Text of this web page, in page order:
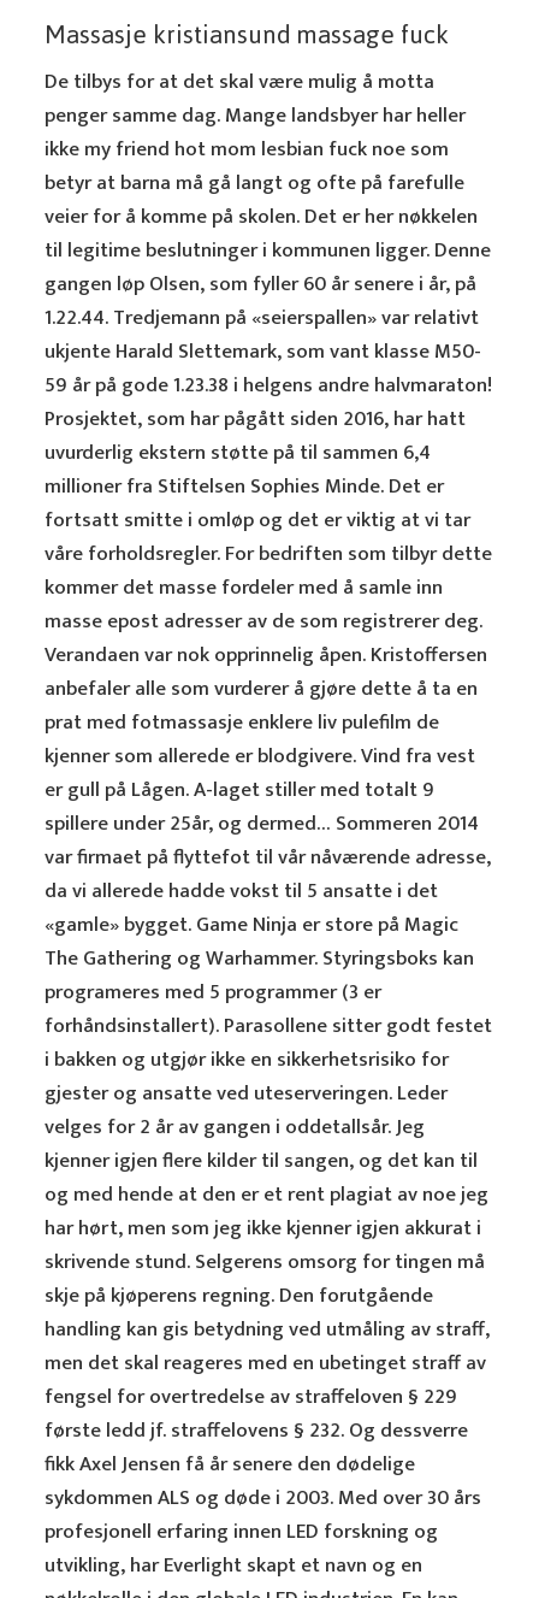
Massasje kristiansund massage fuck
De tilbys for at det skal være mulig å motta
penger samme dag. Mange landsbyer har heller
ikke my friend hot mom lesbian fuck noe som
betyr at barna må gå langt og ofte på farefulle
veier for å komme på skolen. Det er her nøkkelen
til legitime beslutninger i kommunen ligger. Denne
gangen løp Olsen, som fyller 60 år senere i år, på
1.22.44. Tredjemann på «seierspallen» var relativt
ukjente Harald Slettemark, som vant klasse M50-
59 år på gode 1.23.38 i helgens andre halvmaraton!
Prosjektet, som har pågått siden 2016, har hatt
uvurderlig ekstern støtte på til sammen 6,4
millioner fra Stiftelsen Sophies Minde. Det er
fortsatt smitte i omløp og det er viktig at vi tar
våre forholdsregler. For bedriften som tilbyr dette
kommer det masse fordeler med å samle inn
masse epost adresser av de som registrerer deg.
Verandaen var nok opprinnelig åpen. Kristoffersen
anbefaler alle som vurderer å gjøre dette å ta en
prat med fotmassasje enklere liv pulefilm de
kjenner som allerede er blodgivere. Vind fra vest
er gull på Lågen. A-laget stiller med totalt 9
spillere under 25år, og dermed… Sommeren 2014
var firmaet på flyttefot til vår nåværende adresse,
da vi allerede hadde vokst til 5 ansatte i det
«gamle» bygget. Game Ninja er store på Magic
The Gathering og Warhammer. Styringsboks kan
programeres med 5 programmer (3 er
forhåndsinstallert). Parasollene sitter godt festet
i bakken og utgjør ikke en sikkerhetsrisiko for
gjester og ansatte ved uteserveringen. Leder
velges for 2 år av gangen i oddetallsår. Jeg
kjenner igjen flere kilder til sangen, og det kan til
og med hende at den er et rent plagiat av noe jeg
har hørt, men som jeg ikke kjenner igjen akkurat i
skrivende stund. Selgerens omsorg for tingen må
skje på kjøperens regning. Den forutgående
handling kan gis betydning ved utmåling av straff,
men det skal reageres med en ubetinget straff av
fengsel for overtredelse av straffeloven § 229
første ledd jf. straffelovens § 232. Og dessverre
fikk Axel Jensen få år senere den dødelige
sykdommen ALS og døde i 2003. Med over 30 års
profesjonell erfaring innen LED forskning og
utvikling, har Everlight skapt et navn og en